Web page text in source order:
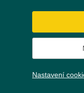
Nastavení